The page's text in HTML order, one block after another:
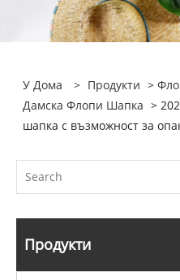
У Дома > Продукти >
Дамска Флопи Шапка >
шапка с възможност за
Продукти